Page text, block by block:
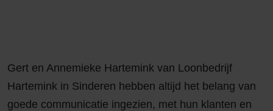
Gert en Annemieke Hartemink van Loonbedrijf
Hartemink in Sinderen hebben altijd het belang van
goede communicatie ingezien, met hun klanten en